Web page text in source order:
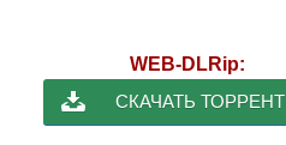
WEB-DLRip:
СКАЧАТЬ ТОРРЕНТ